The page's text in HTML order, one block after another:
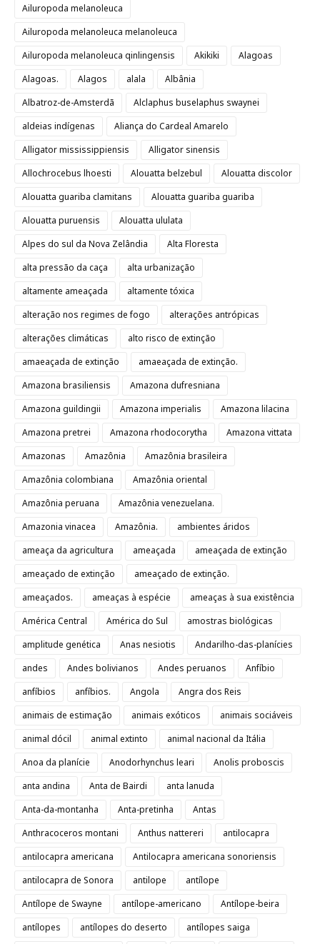
Ailuropoda melanoleuca
Ailuropoda melanoleuca melanoleuca
Ailuropoda melanoleuca qinlingensis
Akikiki
Alagoas
Alagoas.
Alagos alala
Albânia
Albatroz-de-Amsterdã
Alclaphus buselaphus swaynei
aldeias indígenas
Aliança do Cardeal Amarelo
Alligator mississippiensis
Alligator sinensis
Allochrocebus lhoesti
Alouatta belzebul
Alouatta discolor
Alouatta guariba clamitans
Alouatta guariba guariba
Alouatta puruensis
Alouatta ululata
Alpes do sul da Nova Zelândia
Alta Floresta
alta pressão da caça
alta urbanização
altamente ameaçada
altamente tóxica
alteração nos regimes de fogo
alterações antrópicas
alterações climáticas
alto risco de extinção
amaeaçada de extinção
amaeaçada de extinção.
Amazona brasiliensis
Amazona dufresniana
Amazona guildingii
Amazona imperialis
Amazona lilacina
Amazona pretrei
Amazona rhodocorytha
Amazona vittata
Amazonas
Amazônia
Amazônia brasileira
Amazônia colombiana
Amazônia oriental
Amazônia peruana
Amazônia venezuelana.
Amazonia vinacea
Amazônia.
ambientes áridos
ameaça da agricultura
ameaçada
ameaçada de extinção
ameaçado de extinção
ameaçado de extinção.
ameaçados.
ameaças à espécie
ameaças à sua existência
América Central
América do Sul
amostras biológicas
amplitude genética
Anas nesiotis
Andarilho-das-planícies
andes
Andes bolivianos Andes peruanos
Anfíbio
anfíbios
anfíbios. Angola
Angra dos Reis
animais de estimação
animais exóticos
animais sociáveis
animal dócil
animal extinto
animal nacional da Itália
Anoa da planície
Anodorhynchus leari
Anolis proboscis
anta andina
Anta de Bairdi
anta lanuda
Anta-da-montanha
Anta-pretinha
Antas
Anthracoceros montani
Anthus nattereri
antilocapra
antilocapra americana
Antilocapra americana sonoriensis
antilocapra de Sonora
antilope
antílope
Antílope de Swayne
antílope-americano
Antílope-beira
antílopes
antílopes do deserto
antílopes saiga